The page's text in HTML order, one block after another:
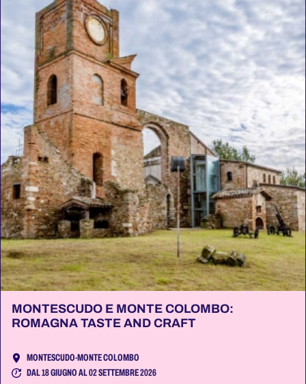
MONTESCUDO E MONTE COLOMBO:
ROMAGNA TASTE AND CRAFT
MONTESCUDO-MONTE COLOMBO
DAL 18 GIUGNO AL 02 SETTEMBRE 2026